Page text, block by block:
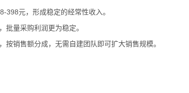
398元，形成稳定的经常性收入。
批量采购利润更为稳定。
按销售额分成，无需自建团队即可扩大销售规模。